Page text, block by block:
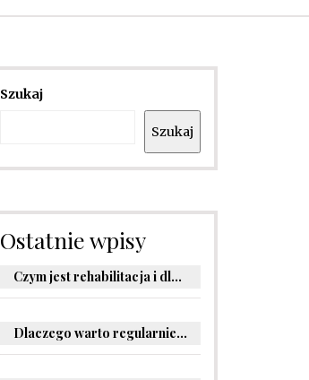
Szukaj
Szukaj
Ostatnie wpisy
Czym jest rehabilitacja i dlaczego jest kluczowa dla powrotu do zdrowia?
Dlaczego warto regularnie odwiedzać stomatologa?